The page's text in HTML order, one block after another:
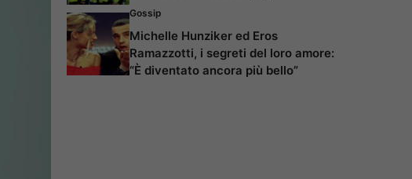
Gossip
Michelle Hunziker ed Eros
Ramazzotti, i segreti del loro amore:
“È diventato ancora più bello”